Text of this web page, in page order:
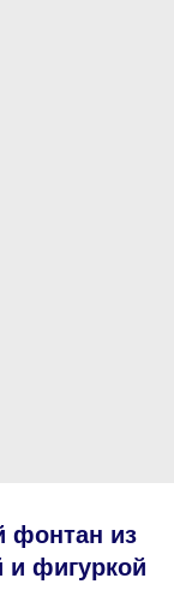
фонтан из
фигуркой